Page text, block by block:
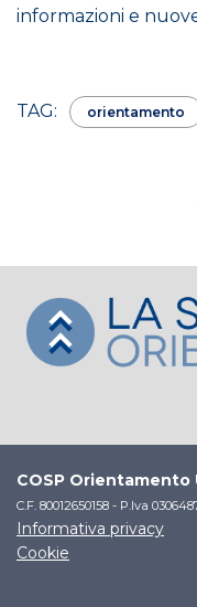
informazioni e
TAG: orientamento
COSP Orientamento
C.F. 80012650158 - P.Iva
Informativa privacy
Cookie